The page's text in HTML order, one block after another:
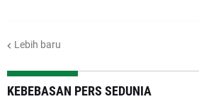
Lebih baru
KEBEBASAN PERS SEDUNIA